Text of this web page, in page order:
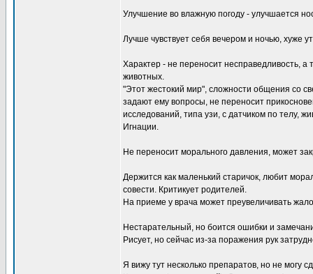
Улучшение во влажную погоду - улучшается
Лучше чувствует себя вечером и ночью, хуже
Характер - не переносит несправедливость,
животных.
"Этот жестокий мир", сложности общения со
задают ему вопросы, не переносит
исследований, типа узи, с датчиком по телу,
Игнации.
Не переносит морального давления, может
Держится как маленький старичок, любит
совести. Критикует родителей.
На приеме у врача может преувеличивать
Нестарательный, но боится ошибки и
Рисует, но сейчас из-за поражения рук
Я вижу тут несколько препаратов, но не могу